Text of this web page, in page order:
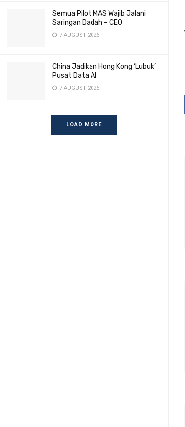
Semua Pilot MAS Wajib Jalani
Saringan Dadah – CEO
7 AUGUST 2026
China Jadikan Hong Kong ‘Lubuk’
Pusat Data AI
7 AUGUST 2026
LOAD MORE